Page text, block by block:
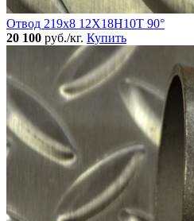
Отвод 219х8 12Х18Н10Т 90°
20 100 руб./кг. Купить